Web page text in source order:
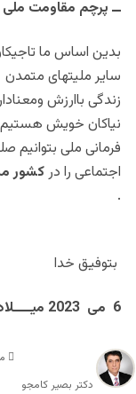
ــ پرچم مقاومت
بدین اساس ما
سایر ملیتهای
زندگی باارزش
نیاکان خویش هستیم
فرمانی ملی بتوانیم
اجتماعی را درکشور
.
بتوفیق خدا
6 می 2023 میــــلادی
دکتر بصیر کامجو